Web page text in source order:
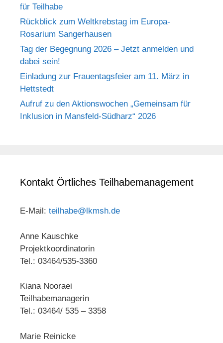
für Teilhabe
Rückblick zum Weltkrebstag im Europa-
Rosarium Sangerhausen
Tag der Begegnung 2026 – Jetzt anmelden und
dabei sein!
Einladung zur Frauentagsfeier am 11. März in
Hettstedt
Aufruf zu den Aktionswochen „Gemeinsam für
Inklusion in Mansfeld-Südharz“ 2026
Kontakt Örtliches Teilhabemanagement
E-Mail: teilhabe@lkmsh.de
Anne Kauschke
Projektkoordinatorin
Tel.: 03464/535-3360
Kiana Nooraei
Teilhabemanagerin
Tel.: 03464/ 535 – 3358
Marie Reinicke